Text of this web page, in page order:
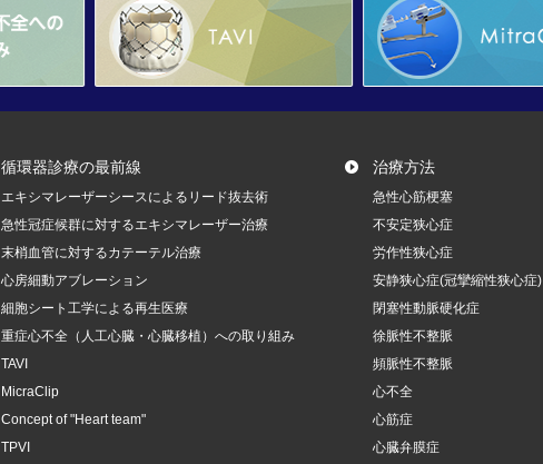
循環器診療の最前線
エキシマレーザーシースによるリード抜去術
急性冠症候群に対するエキシマレーザー治療
末梢血管に対するカテーテル治療
心房細動アブレーション
細胞シート工学による再生医療
重症心不全（人工心臓・心臓移植）への取り組み
TAVI
MicraClip
Concept of "Heart team"
TPVI
治療方法
急性心筋梗塞
不安定狭心症
労作性狭心症
安静狭心症(冠攣縮性狭心症)
閉塞性動脈硬化症
徐脈性不整脈
頻脈性不整脈
心不全
心筋症
心臓弁膜症